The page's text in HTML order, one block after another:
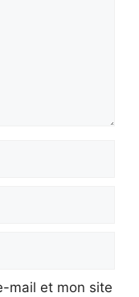
mail et mon site